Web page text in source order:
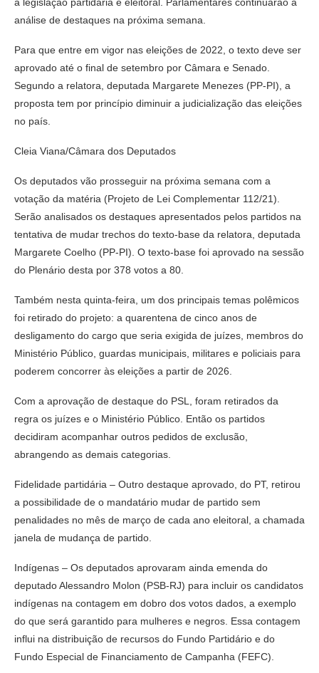
análise de destaques na próxima semana.
Para que entre em vigor nas eleições de 2022, o texto deve ser
aprovado até o final de setembro por Câmara e Senado.
Segundo a relatora, deputada Margarete Menezes (PP-PI), a
proposta tem por princípio diminuir a judicialização das eleições
no país.
Cleia Viana/Câmara dos Deputados
Os deputados vão prosseguir na próxima semana com a
votação da matéria (Projeto de Lei Complementar 112/21).
Serão analisados os destaques apresentados pelos partidos na
tentativa de mudar trechos do texto-base da relatora, deputada
Margarete Coelho (PP-PI). O texto-base foi aprovado na sessão
do Plenário desta por 378 votos a 80.
Também nesta quinta-feira, um dos principais temas polêmicos
foi retirado do projeto: a quarentena de cinco anos de
desligamento do cargo que seria exigida de juízes, membros do
Ministério Público, guardas municipais, militares e policiais para
poderem concorrer às eleições a partir de 2026.
Com a aprovação de destaque do PSL, foram retirados da
regra os juízes e o Ministério Público. Então os partidos
decidiram acompanhar outros pedidos de exclusão,
abrangendo as demais categorias.
Fidelidade partidária – Outro destaque aprovado, do PT, retirou
a possibilidade de o mandatário mudar de partido sem
penalidades no mês de março de cada ano eleitoral, a chamada
janela de mudança de partido.
Indígenas – Os deputados aprovaram ainda emenda do
deputado Alessandro Molon (PSB-RJ) para incluir os candidatos
indígenas na contagem em dobro dos votos dados, a exemplo
do que será garantido para mulheres e negros. Essa contagem
influi na distribuição de recursos do Fundo Partidário e do
Fundo Especial de Financiamento de Campanha (FEFC).